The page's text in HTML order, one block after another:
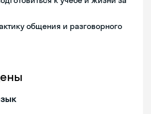
общения и разговорного